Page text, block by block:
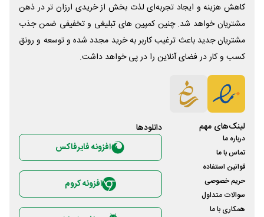
کاهش هزینه و ایجاد تجربه‌ای لذت بخش از خریدی ارزان تر در ذهن
مشتریان خواهد شد. چنین کمپین های تبلیغی و تخفیفی ضمن جذب
مشتریان جدید باعث ترغیب کاربر به خرید مجدد شده و توسعه و رونق
کسب و کار در فضای آنلاین را در پی خواهد داشت.
لینک‌های مهم
درباره ما
تماس با ما
قوانین استفاده
حریم خصوصی
سوالات متداول
همکاری با ما
دانلود‌ها
افزونه فایرفاکس
افزونه کروم